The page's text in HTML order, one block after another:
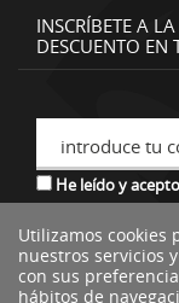
INSCRÍBETE A
DESCUENTO
introduce tu
He leído y
*descuento no
Utilizamos cookies
nuestros servicios
con sus
hábitos de